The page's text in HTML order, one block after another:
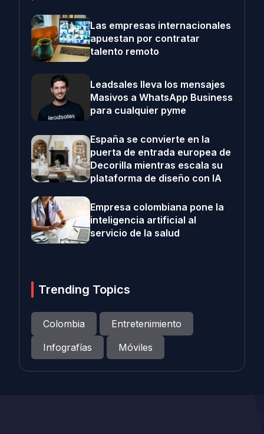
Las empresas internacionales
apuestan por contratar
talento remoto
Leadsales lleva los mensajes
Masivos a WhatsApp Business
para cualquier pyme
España se convierte en la
puerta de entrada europea de
Decorilla mientras escala su
plataforma de diseño con IA
Empresa colombiana pone la
inteligencia artificial al
servicio de la salud
Trending Topics
Colombia
Entretenimiento
Infografías
Móviles